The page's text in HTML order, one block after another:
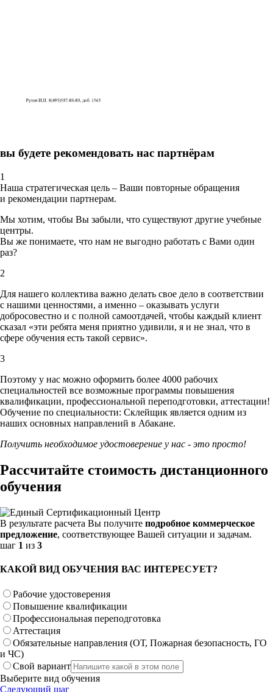
вы будете рекомендовать нас партнёрам
1
Наша стратегическая цель – Ваши повторные обращения
и рекомендации партнерам.
Мы хотим, чтобы Вы забыли, что существуют другие учебные
центры.
Вы же понимаете, что нам не выгодно работать с Вами один
раз?
2
Для нашего коллектива важно делать свое дело в соответствии
с нашими ценностями, а именно – оказывать услуги
добросовестно и с полной самоотдачей, чтобы каждый клиент
сказал «эти ребята меня приятно удивили, я и не знал, что в
сфере обучения есть такой сервис».
3
Поэтому у нас можно оформить более 4000 рабочих
специальностей все возможные программы повышения
квалификации, профессиональной переподготовки, аттестации!
Обучение по специальности: Склейщик является одним из
наших основных направлений в Абакане.
Получить необходимое удостоверение у нас - это просто!
Рассчитайте стоимость дистанционного
обучения
В результате расчета Вы получите подробное коммерческое
предложение, соответствующее Вашей ситуации и задачам.
шаг 1 из 3
КАКОЙ ВИД ОБУЧЕНИЯ ВАС ИНТЕРЕСУЕТ?
Рабочие удостоверения
Повышение квалификации
Профессиональная переподготовка
Аттестация
Обязательные направления (ОТ, Пожарная безопасность, ГО
и ЧС)
Свой вариант
Выберите вид обучения
Следующий шаг